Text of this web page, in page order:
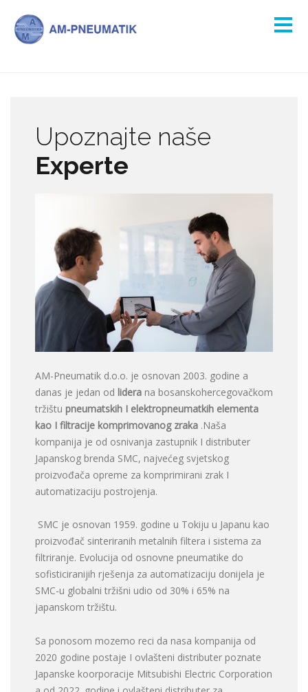
Upoznajte naše
Experte
AM-Pneumatik d.o.o. je osnovan 2003. godine a
danas je jedan od lidera na bosanskohercegovačkom
tržištu pneumatskih I elektropneumatkih elementa
kao I filtracije komprimovanog zraka .Naša
kompanija je od osnivanja zastupnik I distributer
Japanskog brenda SMC, najvećeg svjetskog
proizvođača opreme za komprimirani zrak I
automatizaciju postrojenja.
SMC je osnovan 1959. godine u Tokiju u Japanu kao
proizvođač sinteriranih metalnih filtera i sistema za
filtriranje. Evolucija od osnovne pneumatike do
sofisticiranijih rješenja za automatizaciju donijela je
SMC-u globalni tržišni udio od 30% i 65% na
japanskom tržištu.
Sa ponosom mozemo reci da nasa kompanija od
2020 godine postaje I ovlašteni distributer poznate
Japanske koorporacije Mitsubishi Electric Corporation